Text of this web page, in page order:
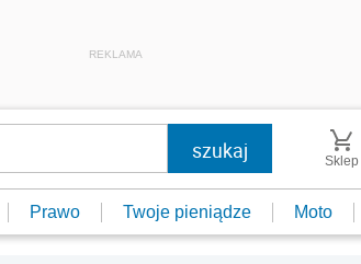
REKLAMA
Sklep
Prawo Twoje pieniądze Moto